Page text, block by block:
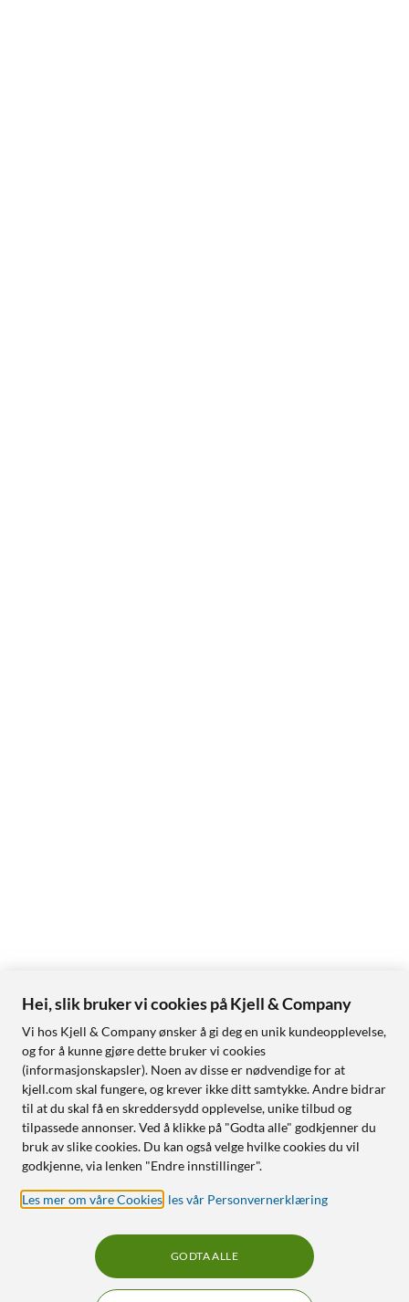
Hei, slik bruker vi cookies på Kjell & Company
Vi hos Kjell & Company ønsker å gi deg en unik kundeopplevelse,
og for å kunne gjøre dette bruker vi cookies
(informasjonskapsler). Noen av disse er nødvendige for at
kjell.com skal fungere, og krever ikke ditt samtykke. Andre bidrar
til at du skal få en skreddersydd opplevelse, unike tilbud og
tilpassede annonser. Ved å klikke på "Godta alle" godkjenner du
bruk av slike cookies. Du kan også velge hvilke cookies du vil
godkjenne, via lenken "Endre innstillinger".
Les mer om våre Cookies les vår Personvernerklæring
GODTA ALLE